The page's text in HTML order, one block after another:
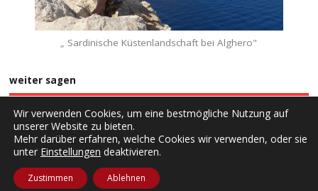
„ Sardinische Küstenlandschaft bei Alghero"
weiter sagen
Copyright ©2026. rantlos
Wir verwenden Cookies, um eine bestmögliche Nutzung auf
unserer Website zu bieten.
Mehr darüber erfahren, welche Cookies wir verwenden, oder sie
unter Einstellungen deaktivieren.
Zustimmen Ablehnen